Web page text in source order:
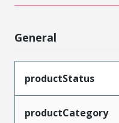
General
productStatus
productCategory